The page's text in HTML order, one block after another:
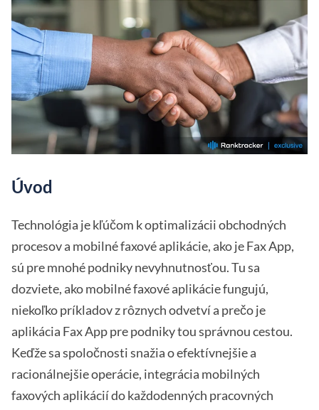
Úvod
Technológia je kľúčom k optimalizácii obchodných
procesov a mobilné faxové aplikácie, ako je Fax App,
sú pre mnohé podniky nevyhnutnosťou. Tu sa
dozviete, ako mobilné faxové aplikácie fungujú,
niekoľko príkladov z rôznych odvetví a prečo je
aplikácia Fax App pre podniky tou správnou cestou.
Keďže sa spoločnosti snažia o efektívnejšie a
racionálnejšie operácie, integrácia mobilných
faxových aplikácií do každodenných pracovných